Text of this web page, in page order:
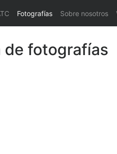
Fotografías Sobre nosotros
de fotografías